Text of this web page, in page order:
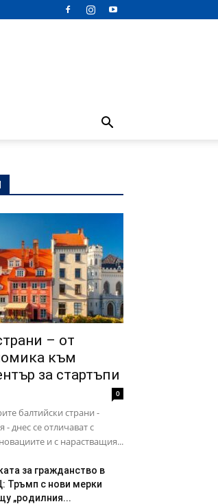
– от
към
за стартъпи
0
балтийски страни -
- днес се отличават с
и с нарастващия...
за гражданство в
Тръмп с нови мерки
„родилния...